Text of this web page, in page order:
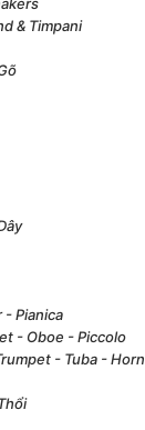
& Timpani
- Pianica
- Oboe - Piccolo
- Tuba - Horn